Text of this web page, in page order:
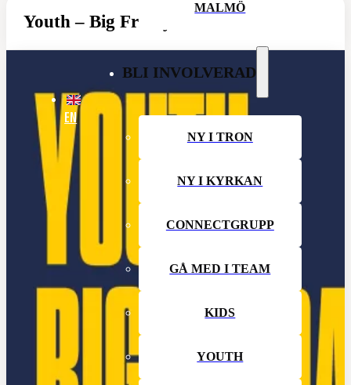
MALMÖ
BLI INVOLVERAD
NY I TRON
NY I KYRKAN
CONNECTGRUPP
GÅ MED I TEAM
KIDS
YOUTH
EN
Youth – Big Friday